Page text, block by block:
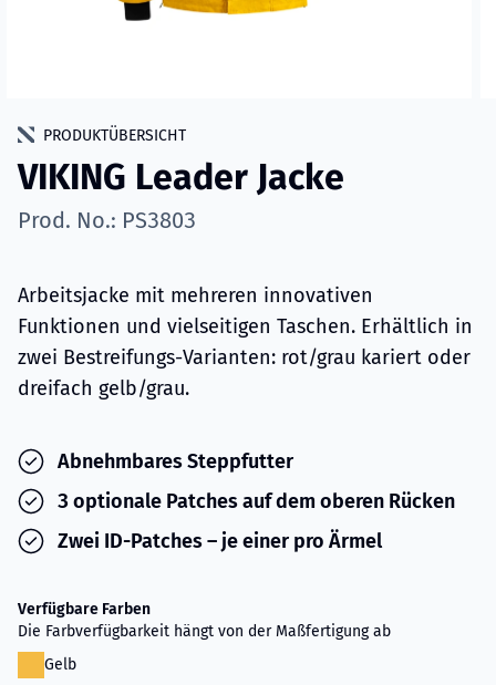
PRODUKTÜBERSICHT
VIKING Leader Jacke
Prod. No.: PS3803
Arbeitsjacke mit mehreren innovativen
Funktionen und vielseitigen Taschen. Erhältlich in
zwei Bestreifungs-Varianten: rot/grau kariert oder
dreifach gelb/grau.
Abnehmbares Steppfutter
3 optionale Patches auf dem oberen Rücken
Zwei ID-Patches – je einer pro Ärmel
Verfügbare Farben
Die Farbverfügbarkeit hängt von der Maßfertigung ab
Gelb